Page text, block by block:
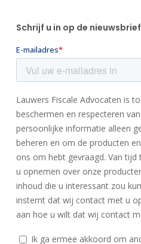
Schrijf u in op de nieuwsbrief